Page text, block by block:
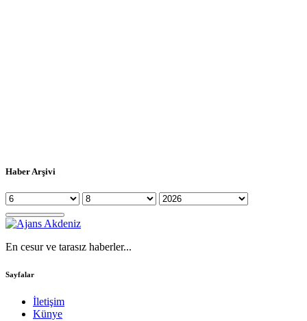
Haber Arşivi
En cesur ve tarasız haberler...
Sayfalar
İletişim
Künye